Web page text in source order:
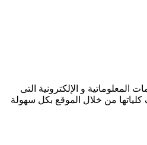
المعلوماتية و الإلكترونية التى
من خلال الموقع بكل سهولة